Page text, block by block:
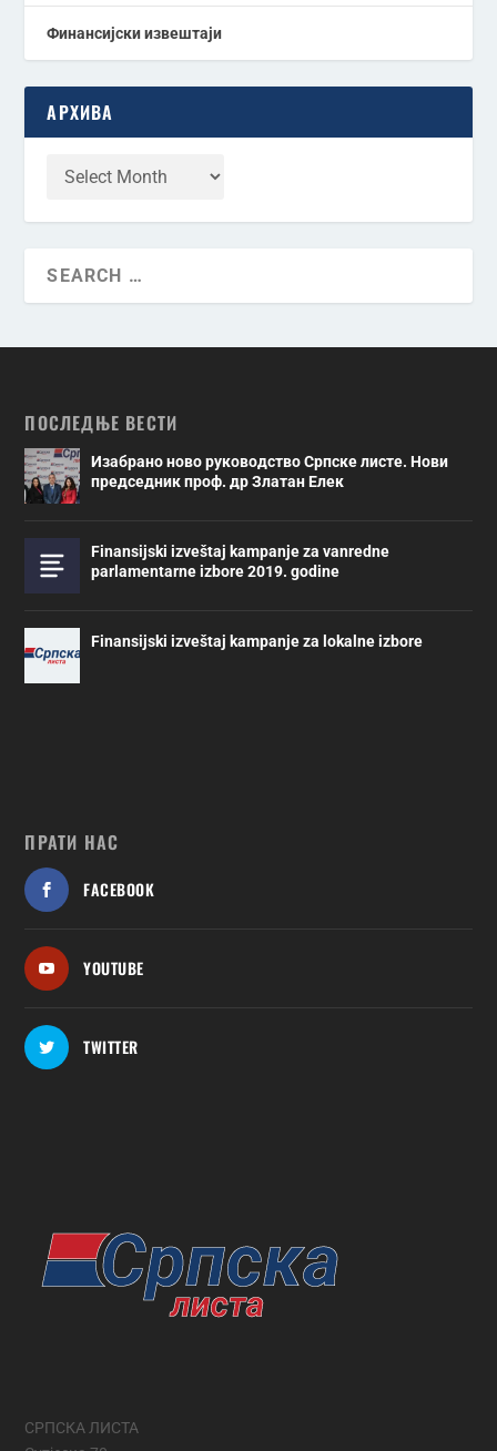
Финансијски извештаји
АРХИВА
ПОСЛЕДЊЕ ВЕСТИ
Изабрано ново руководство Српске листе. Нови
председник проф. др Златан Елек
Finansijski izveštaj kampanje za vanredne
parlamentarne izbore 2019. godine
Finansijski izveštaj kampanje za lokalne izbore
ПРАТИ НАС
FACEBOOK
YOUTUBE
TWITTER
СРПСКА ЛИСТА